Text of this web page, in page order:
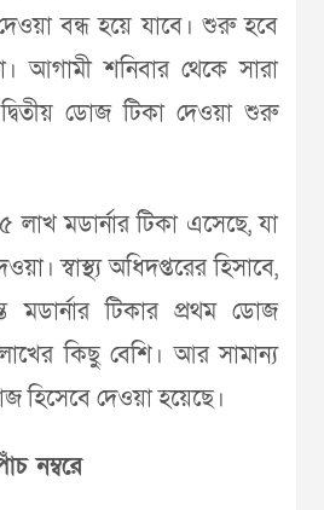
বন্ধ হয়ে যাবে। শুরু হবে
আগামী শনিবার থেকে সারা
দ্বিতীয় ডোজ টিকা দেওয়া শুরু
লাখ মডার্নার টিকা এসেছে, যা
স্বাস্থ্য অধিদপ্তরের হিসাবে,
মডার্নার টিকার প্রথম ডোজ
কিছু বেশি। আর সামান্য
হিসেবে দেওয়া হয়েছে।
নম্বরে